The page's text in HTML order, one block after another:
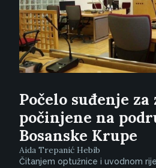
Počelo suđenje
počinjene na
Bosanske Krupe
Aida Trepanić Hebib
Čitanjem optužnice i uvodnom